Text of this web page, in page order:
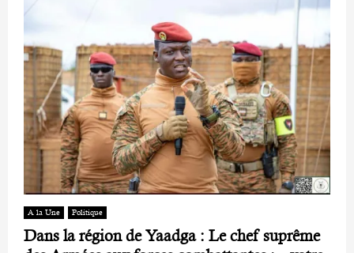
A la Une Politique
Dans la région de Yaadga : Le chef suprême